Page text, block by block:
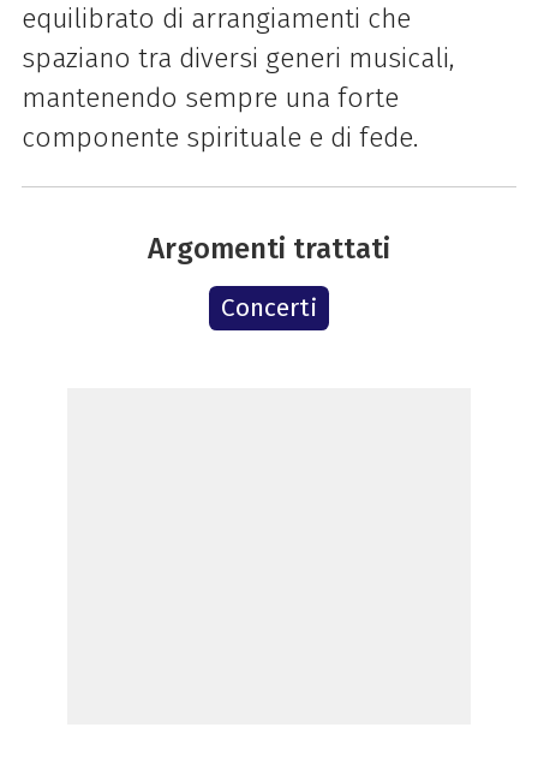
equilibrato di arrangiamenti che
spaziano tra diversi generi musicali,
mantenendo sempre una forte
componente spirituale e di fede.
Argomenti trattati
Concerti